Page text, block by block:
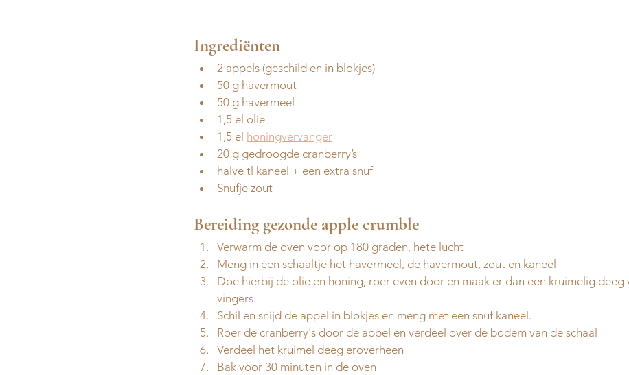
Ingrediënten
2 appels (geschild en in blokjes)
50 g havermout
50 g havermeel
1,5 el olie
1,5 el honingvervanger
20 g gedroogde cranberry’s
halve tl kaneel + een extra snuf
Snufje zout
Bereiding gezonde apple crumble
Verwarm de oven voor op 180 graden, hete lucht
Meng in een schaaltje het havermeel, de havermout, zout en kaneel
Doe hierbij de olie en honing, roer even door en maak er dan een kruimelig deeg
vingers.
Schil en snijd de appel in blokjes en meng met een snuf kaneel.
⁠Roer de cranberry's door de appel en verdeel over de bodem van de schaal
⁠Verdeel het kruimel deeg eroverheen
⁠Bak voor 30 minuten in de oven